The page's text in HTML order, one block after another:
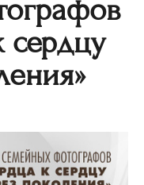
сердцу